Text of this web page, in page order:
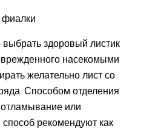
фиалки
здоровый листик
насекомыми
желательно лист со
Способом отделения
или
способ рекомендуют как